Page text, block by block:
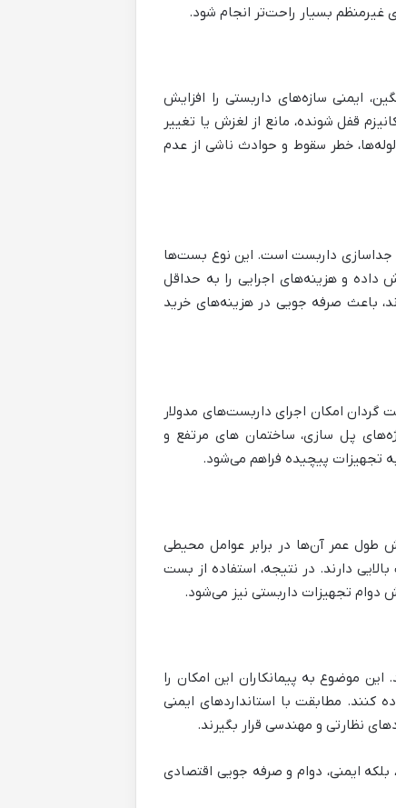
بسیار راحت‌تر انجام شود.
ایمنی سازه‌های داربستی را افزایش
قفل شونده، مانع از لغزش یا تغییر
خطر سقوط و حوادث ناشی از عدم
و جداسازی داربست است. این نوع بست‌ها
داده و هزینه‌های اجرایی را به حداقل
باعث صرفه جویی در هزینه‌های خرید
گردان امکان اجرای داربست‌های مدولار
پل سازی، ساختمان های مرتفع و
تجهیزات پیچیده فراهم می‌شود.
طول عمر آن‌ها در برابر عوامل محیطی
دارند. در نتیجه، استفاده از بست
دوام تجهیزات داربستی نیز می‌شود.
موضوع به پیمانکاران این امکان را
کنند. مطابقت با استانداردهای ایمنی
نظارتی و مهندسی قرار بگیرند.
ایمنی، دوام و صرفه جویی اقتصادی